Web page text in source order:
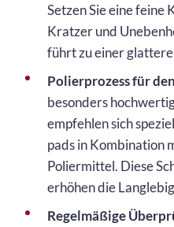
Setzen Sie eine feine
Kratzer und
führt zu einer
Polierprozess für
besonders
empfehlen sich
pads in Kombination
Poliermittel. Diese
erhöhen die
Regelmäßige